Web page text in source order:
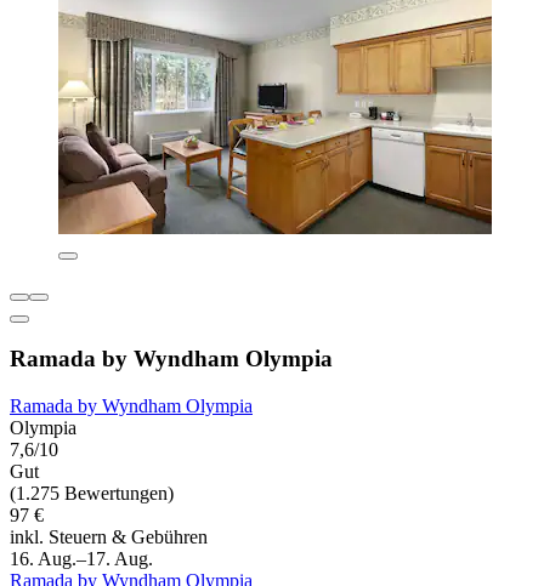
Ramada by Wyndham Olympia
Ramada by Wyndham Olympia
Olympia
7,6/10
Gut
(1.275 Bewertungen)
97 €
inkl. Steuern & Gebühren
16. Aug.–17. Aug.
Ramada by Wyndham Olympia